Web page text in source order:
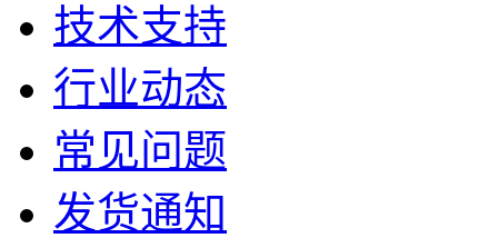
技术支持
行业动态
常见问题
发货通知